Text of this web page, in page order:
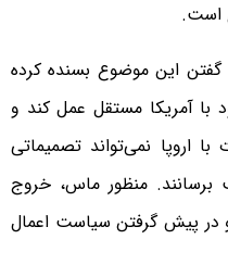
است.
گفتن این موضوع بسنده کرده
با آمریکا مستقل عمل کند و
اروپا نمی‌تواند تصمیماتی
برسانند. منظور ماس، خروج
در پیش گرفتن سیاست‌ اعمال